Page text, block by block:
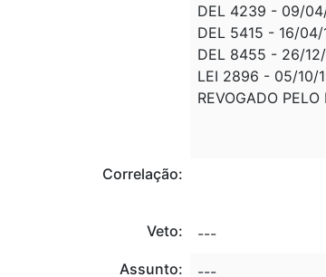
DEL 4239 - 09/04/
DEL 5415 - 16/04/
DEL 8455 - 26/12/
LEI 2896 - 05/10/
REVOGADO
Correlação:
Veto:
---
Assunto:
---